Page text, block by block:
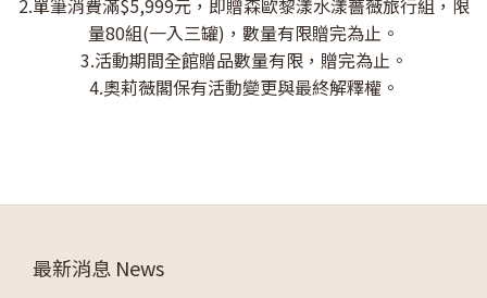
量80組(一入三罐)，數量有限贈完為止。
3.活動期間全館贈品數量有限，贈完為止。
4.奧莉薇閣保有活動變更與最終解釋權。
最新消息 News